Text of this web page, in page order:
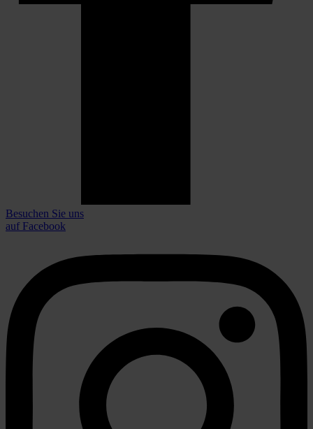
Besuchen Sie uns
auf Facebook